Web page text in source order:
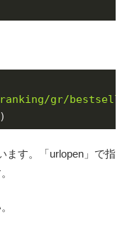
gr/
ます。「urlopen」で指